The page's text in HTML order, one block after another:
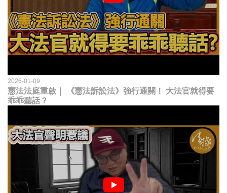
2026-01-09
憲法法庭重啟｜ 《憲法訴訟法》強行通關！ 大法官就得要
乖乖聽話？